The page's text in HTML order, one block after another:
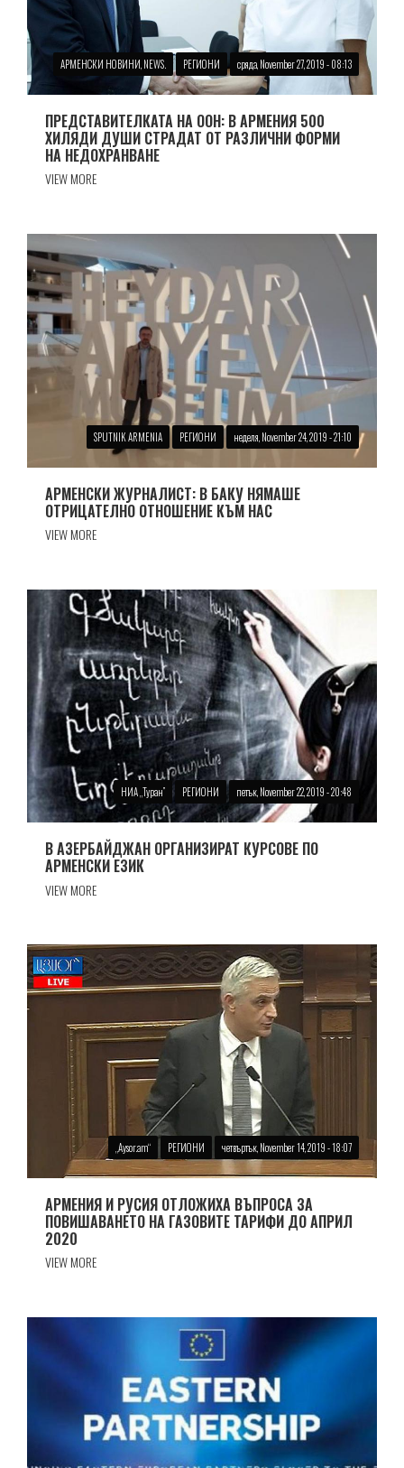
АРМЕНСКИ НОВИНИ, NEWS. РЕГИОНИ сряда, November 27, 2019 - 08:13
ПРЕДСТАВИТЕЛКАТА НА ООН: В АРМЕНИЯ 500
ХИЛЯДИ ДУШИ СТРАДАТ ОТ РАЗЛИЧНИ ФОРМИ
НА НЕДОХРАНВАНЕ
VIEW MORE
SPUTNIK ARMENIA РЕГИОНИ неделя, November 24, 2019 - 21:10
АРМЕНСКИ ЖУРНАЛИСТ: В БАКУ НЯМАШЕ
ОТРИЦАТЕЛНО ОТНОШЕНИЕ КЪМ НАС
VIEW MORE
НИА „Туран” РЕГИОНИ петък, November 22, 2019 - 20:48
В АЗЕРБАЙДЖАН ОРГАНИЗИРАТ КУРСОВЕ ПО
АРМЕНСКИ ЕЗИК
VIEW MORE
„Аysor.am“ РЕГИОНИ четвъртък, November 14, 2019 - 18:07
АРМЕНИЯ И РУСИЯ ОТЛОЖИХА ВЪПРОСА ЗА
ПОВИШАВАНЕТО НА ГАЗОВИТЕ ТАРИФИ ДО АПРИЛ
2020
VIEW MORE